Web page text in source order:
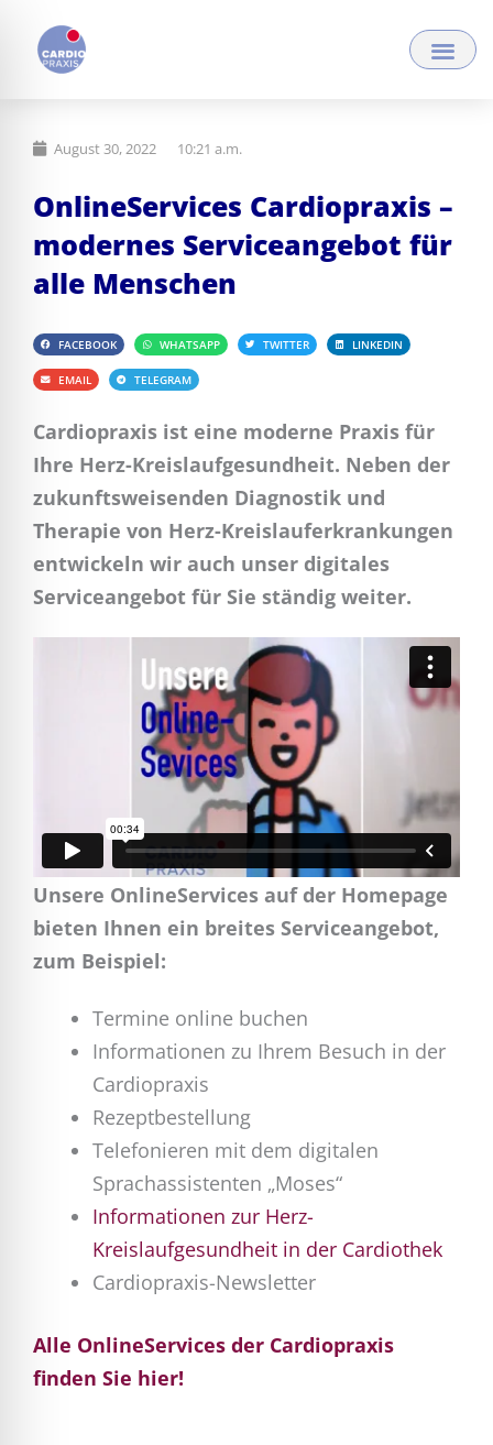
Inhalt
springen
August 30, 2022 10:21 a.m.
OnlineServices Cardiopraxis –
modernes Serviceangebot für
alle Menschen
FACEBOOK WHATSAPP TWITTER LINKEDIN
EMAIL TELEGRAM
Cardiopraxis ist eine moderne Praxis für
Ihre Herz-Kreislaufgesundheit. Neben der
zukunftsweisenden Diagnostik und
Therapie von Herz-Kreislauferkrankungen
entwickeln wir auch unser digitales
Serviceangebot für Sie ständig weiter.
Unsere OnlineServices auf der Homepage
bieten Ihnen ein breites Serviceangebot,
zum Beispiel:
Termine online buchen
Informationen zu Ihrem Besuch in der
Cardiopraxis
Rezeptbestellung
Telefonieren mit dem digitalen
Sprachassistenten „Moses“
Informationen zur Herz-
Kreislaufgesundheit in der Cardiothek
Cardiopraxis-Newsletter
Alle OnlineServices der Cardiopraxis
finden Sie hier!